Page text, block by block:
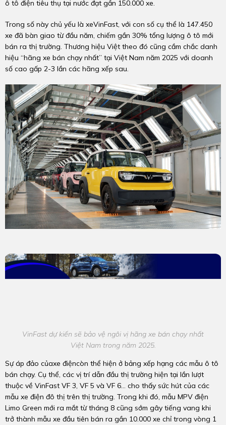
ô tô điện tiêu thụ tại nước đạt gần 150.000 xe.
Trong số này chủ yếu là xeVinFast, với con số cụ thể là 147.450
xe đã bàn giao từ đầu năm, chiếm gần 30% tổng lượng ô tô mới
bán ra thị trường. Thương hiệu Việt theo đó cũng cầm chắc danh
hiệu “hãng xe bán chạy nhất” tại Việt Nam năm 2025 với doanh
số cao gấp 2-3 lần các hãng xếp sau.
VinFast dự kiến sẽ bảo vệ ngôi vị hãng xe bán chạy nhất
Việt Nam trong năm 2025.
Sự áp đảo củaxe điệncòn thể hiện ở bảng xếp hạng các mẫu ô tô
bán chạy. Cụ thể, các vị trí dẫn đầu thị trường hiện tại lần lượt
thuộc về VinFast VF 3, VF 5 và VF 6… cho thấy sức hút của các
mẫu xe điện đô thị trên thị trường. Trong khi đó, mẫu MPV điện
Limo Green mới ra mắt từ tháng 8 cũng sớm gây tiếng vang khi
trở thành mẫu xe đầu tiên bán ra gần 10.000 xe chỉ trong vòng 1